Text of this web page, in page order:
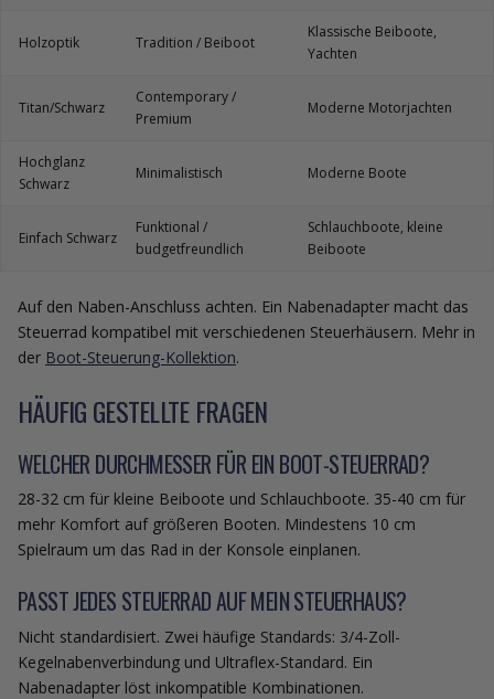
Holzoptik Tradition / Beiboot
Klassische Beiboote,
Yachten
Titan/Schwarz
Contemporary /
Premium
Moderne Motorjachten
Hochglanz
Schwarz
Minimalistisch Moderne Boote
Einfach Schwarz
Funktional /
budgetfreundlich
Schlauchboote, kleine
Beiboote
Auf den Naben-Anschluss achten. Ein Nabenadapter macht das
Steuerrad kompatibel mit verschiedenen Steuerhäusern. Mehr in
der Boot-Steuerung-Kollektion.
HÄUFIG GESTELLTE FRAGEN
WELCHER DURCHMESSER FÜR EIN BOOT-STEUERRAD?
28-32 cm für kleine Beiboote und Schlauchboote. 35-40 cm für
mehr Komfort auf größeren Booten. Mindestens 10 cm
Spielraum um das Rad in der Konsole einplanen.
PASST JEDES STEUERRAD AUF MEIN STEUERHAUS?
Nicht standardisiert. Zwei häufige Standards: 3/4-Zoll-
Kegelnabenverbindung und Ultraflex-Standard. Ein
Nabenadapter löst inkompatible Kombinationen.